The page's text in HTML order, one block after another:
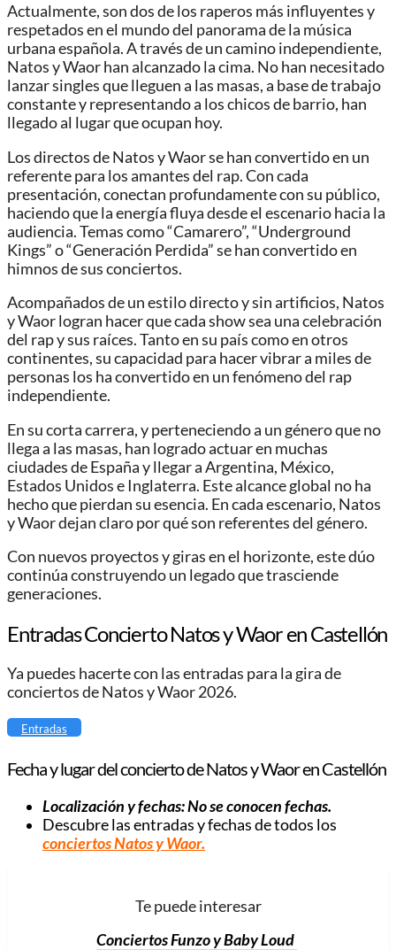
Actualmente, son dos de los raperos más influyentes y
respetados en el mundo del panorama de la música
urbana española. A través de un camino independiente,
Natos y Waor han alcanzado la cima. No han necesitado
lanzar singles que lleguen a las masas, a base de trabajo
constante y representando a los chicos de barrio, han
llegado al lugar que ocupan hoy.
Los directos de Natos y Waor se han convertido en un
referente para los amantes del rap. Con cada
presentación, conectan profundamente con su público,
haciendo que la energía fluya desde el escenario hacia la
audiencia. Temas como “Camarero”, “Underground
Kings” o “Generación Perdida” se han convertido en
himnos de sus conciertos.
Acompañados de un estilo directo y sin artificios, Natos
y Waor logran hacer que cada show sea una celebración
del rap y sus raíces. Tanto en su país como en otros
continentes, su capacidad para hacer vibrar a miles de
personas los ha convertido en un fenómeno del rap
independiente.
En su corta carrera, y perteneciendo a un género que no
llega a las masas, han logrado actuar en muchas
ciudades de España y llegar a Argentina, México,
Estados Unidos e Inglaterra. Este alcance global no ha
hecho que pierdan su esencia. En cada escenario, Natos
y Waor dejan claro por qué son referentes del género.
Con nuevos proyectos y giras en el horizonte, este dúo
continúa construyendo un legado que trasciende
generaciones.
Entradas Concierto Natos y Waor en Castellón
Ya puedes hacerte con las entradas para la gira de
conciertos de Natos y Waor 2026.
Entradas
Fecha y lugar del concierto de Natos y Waoren Castellón
Localización y fechas: No se conocen fechas.
Descubre las entradas y fechas de todos los
conciertos Natos y Waor.
Te puede interesar
Conciertos Funzo y Baby Loud